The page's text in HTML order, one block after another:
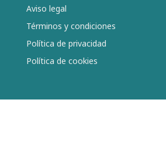
Aviso legal
Términos y condiciones
Política de privacidad
Política de cookies